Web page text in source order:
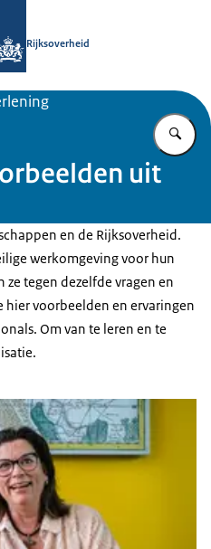
Rijksoverheid
uit
en de Rijksoverheid.
werkomgeving voor hun
tegen dezelfde vragen en
hier voorbeelden en ervaringen
Om van te leren en te